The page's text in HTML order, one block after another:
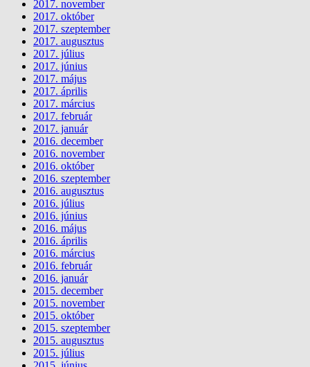
2017. november
2017. október
2017. szeptember
2017. augusztus
2017. július
2017. június
2017. május
2017. április
2017. március
2017. február
2017. január
2016. december
2016. november
2016. október
2016. szeptember
2016. augusztus
2016. július
2016. június
2016. május
2016. április
2016. március
2016. február
2016. január
2015. december
2015. november
2015. október
2015. szeptember
2015. augusztus
2015. július